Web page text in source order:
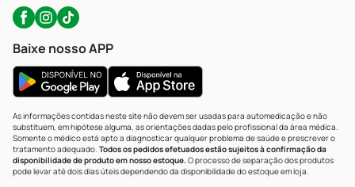
Baixe nosso APP
As informações contidas neste site não devem ser usadas para automedicação e não
substituem, em hipótese alguma, as orientações dadas pelo profissional da área médica.
Somente o médico está apto a diagnosticar qualquer problema de saúde e prescrever o
tratamento adequado. Todos os pedidos efetuados estão sujeitos à confirmação da
disponibilidade de produto em nosso estoque.O processo de separação dos produtos
pode levar até dois dias úteis dependendo da disponibilidade do estoque em loja.